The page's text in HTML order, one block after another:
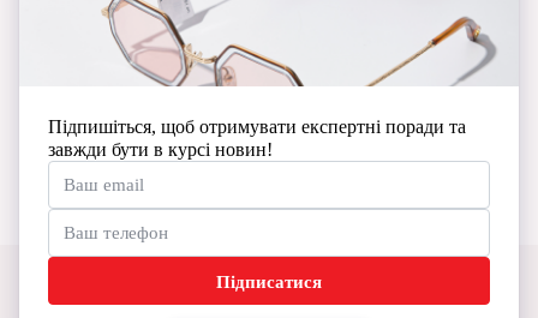
Особистий кабінет
Історія замовлень
Мої закладки
Новини та корисна інформація
© Copyright Prozorist 2026